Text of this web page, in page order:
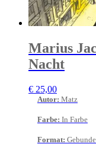
Marius
Nacht
€ 25,00
Autor: Matz
Farbe: In Farbe
Format: